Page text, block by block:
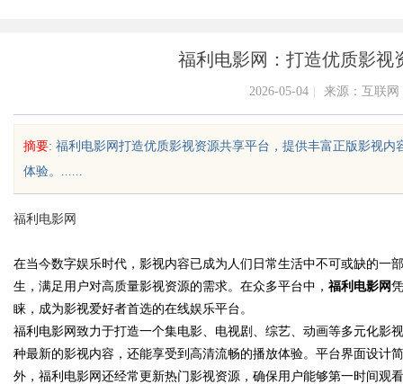
uz
福利电影网：打造优质影视
2026-05-04 来源：互联网
摘要: 福利电影网打造优质影视资源共享平台，提供丰富正版影视
体验。......
福利电影网
在当今数字娱乐时代，影视内容已成为人们日常生活中不可或缺的一
生，满足用户对高质量影视资源的需求。在众多平台中， 福利电影网
睐，成为影视爱好者首选的在线娱乐平台。
福利电影网致力于打造一个集电影、电视剧、综艺、动画等多元化影
种最新的影视内容，还能享受到高清流畅的播放体验。平台界面设计
外，福利电影网还经常更新热门影视资源，确保用户能够第一时间观
配眼镜
多元化发展的先锋力量